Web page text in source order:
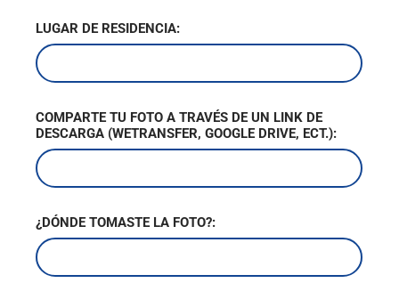
LUGAR DE RESIDENCIA:
COMPARTE TU FOTO A TRAVÉS DE UN LINK DE
DESCARGA (WETRANSFER, GOOGLE DRIVE, ECT.):
¿DÓNDE TOMASTE LA FOTO?: